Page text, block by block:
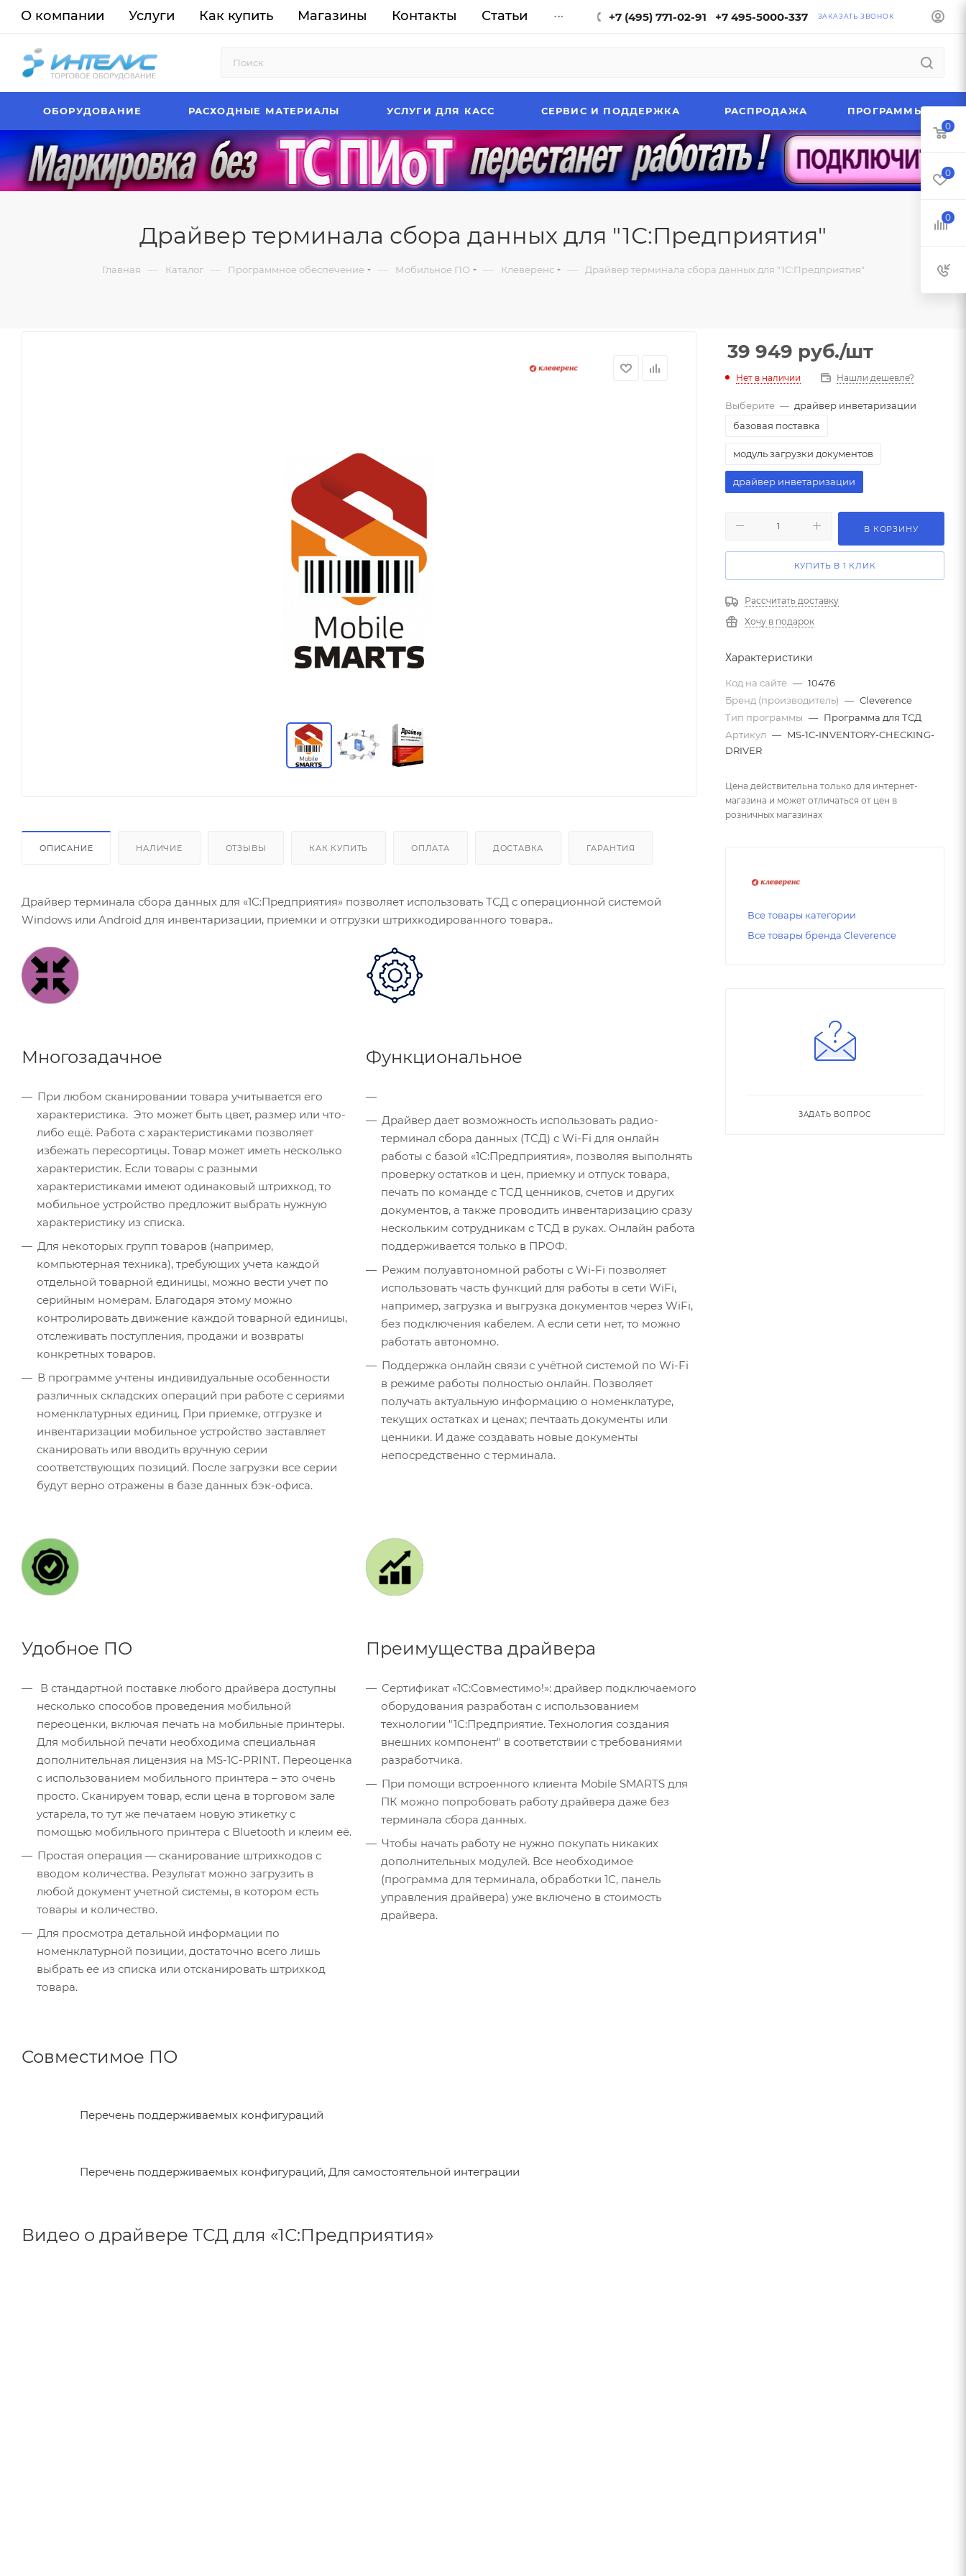
О компании Услуги Как купить Магазины Контакты Статьи ... +7 (495) 771-02-91 +7 495-5000-337 ЗАКАЗАТЬ ЗВОНОК
ОБОРУДОВАНИЕ РАСХОДНЫЕ МАТЕРИАЛЫ УСЛУГИ ДЛЯ КАСС СЕРВИС И ПОДДЕРЖКА РАСПРОДАЖА ПРОГРАММЫ
Драйвер терминала сбора данных для "1С:Предприятия"
Главная — Каталог — Программное обеспечение — Мобильное ПО — Клеверенс — Драйвер терминала сбора данных для "1С:Предприятия"
ОПИСАНИЕ НАЛИЧИЕ ОТЗЫВЫ КАК КУПИТЬ ОПЛАТА ДОСТАВКА ГАРАНТИЯ
Драйвер терминала сбора данных для «1С:Предприятия» позволяет использовать ТСД с операционной системой
Windows или Android для инвентаризации, приемки и отгрузки штрихкодированного товара..
Многозадачное
При любом сканировании товара учитывается его
характеристика. Это может быть цвет, размер или что-
либо ещё. Работа с характеристиками позволяет
избежать пересортицы. Товар может иметь несколько
характеристик. Если товары с разными
характеристиками имеют одинаковый штрихкод, то
мобильное устройство предложит выбрать нужную
характеристику из списка.
Для некоторых групп товаров (например,
компьютерная техника), требующих учета каждой
отдельной товарной единицы, можно вести учет по
серийным номерам. Благодаря этому можно
контролировать движение каждой товарной единицы,
отслеживать поступления, продажи и возвраты
конкретных товаров.
В программе учтены индивидуальные особенности
различных складских операций при работе с сериями
номенклатурных единиц. При приемке, отгрузке и
инвентаризации мобильное устройство заставляет
сканировать или вводить вручную серии
соответствующих позиций. После загрузки все серии
будут верно отражены в базе данных бэк-офиса.
Функциональное
Драйвер дает возможность использовать радио-
терминал сбора данных (ТСД) с Wi-Fi для онлайн
работы с базой «1С:Предприятия», позволяя выполнять
проверку остатков и цен, приемку и отпуск товара,
печать по команде с ТСД ценников, счетов и других
документов, а также проводить инвентаризацию сразу
нескольким сотрудникам с ТСД в руках. Онлайн работа
поддерживается только в ПРОФ.
Режим полуавтономной работы с Wi-Fi позволяет
использовать часть функций для работы в сети WiFi,
например, загрузка и выгрузка документов через WiFi,
без подключения кабелем. А если сети нет, то можно
работать автономно.
Поддержка онлайн связи с учётной системой по Wi-Fi
в режиме работы полностью онлайн. Позволяет
получать актуальную информацию о номенклатуре,
текущих остатках и ценах; печтаать документы или
ценники. И даже создавать новые документы
непосредственно с терминала.
Удобное ПО
несколько способов проведения мобильной
переоценки, включая печать на мобильные принтеры.
Для мобильной печати необходима специальная
дополнительная лицензия на MS-1C-PRINT. Переоценка
с использованием мобильного принтера – это очень
просто. Сканируем товар, если цена в торговом зале
устарела, то тут же печатаем новую этикетку с
помощью мобильного принтера с Bluetooth и клеим её.
Простая операция — сканирование штрихкодов с
вводом количества. Результат можно загрузить в
любой документ учетной системы, в котором есть
товары и количество.
Для просмотра детальной информации по
номенклатурной позиции, достаточно всего лишь
выбрать ее из списка или отсканировать штрихкод
товара.
Преимущества драйвера
Сертификат «1С:Совместимо!»: драйвер подключаемого
оборудования разработан с использованием
технологии "1С:Предприятие. Технология создания
внешних компонент" в соответствии с требованиями
разработчика.
При помощи встроенного клиента Mobile SMARTS для
ПК можно попробовать работу драйвера даже без
терминала сбора данных.
Чтобы начать работу не нужно покупать никаких
дополнительных модулей. Все необходимое
(программа для терминала, обработки 1С, панель
управления драйвера) уже включено в стоимость
драйвера.
Совместимое ПО
Перечень поддерживаемых конфигураций
Перечень поддерживаемых конфигураций, Для самостоятельной интеграции
Видео о драйвере ТСД для «1С:Предприятия»
39 949 руб./шт
Нет в наличии Нашли дешевле?
Выберите — драйвер инветаризации
базовая поставка
модуль загрузки документов
драйвер инветаризации
В КОРЗИНУ
КУПИТЬ В 1 КЛИК
Рассчитать доставку
Хочу в подарок
Характеристики
Код на сайте — 10476
Бренд (производитель) — Cleverence
Тип программы — Программа для ТСД
Артикул — MS-1C-INVENTORY-CHECKING-
DRIVER
Цена действительна только для интернет-
магазина и может отличаться от цен в
розничных магазинах
Все товары категории
Все товары бренда Cleverence
ЗАДАТЬ ВОПРОС
0
0
0